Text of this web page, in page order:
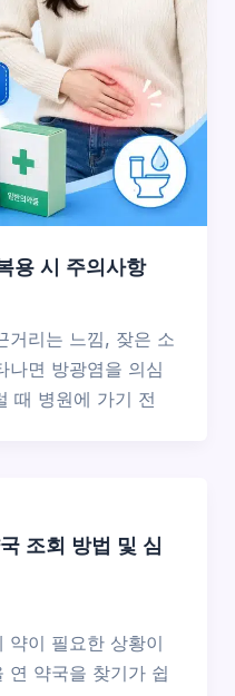
용 시 주의사항
거리는 느낌, 잦은 소
나면 방광염을 의심
때 병원에 가기 전
조회 방법 및 심
약이 필요한 상황이
연 약국을 찾기가 쉽